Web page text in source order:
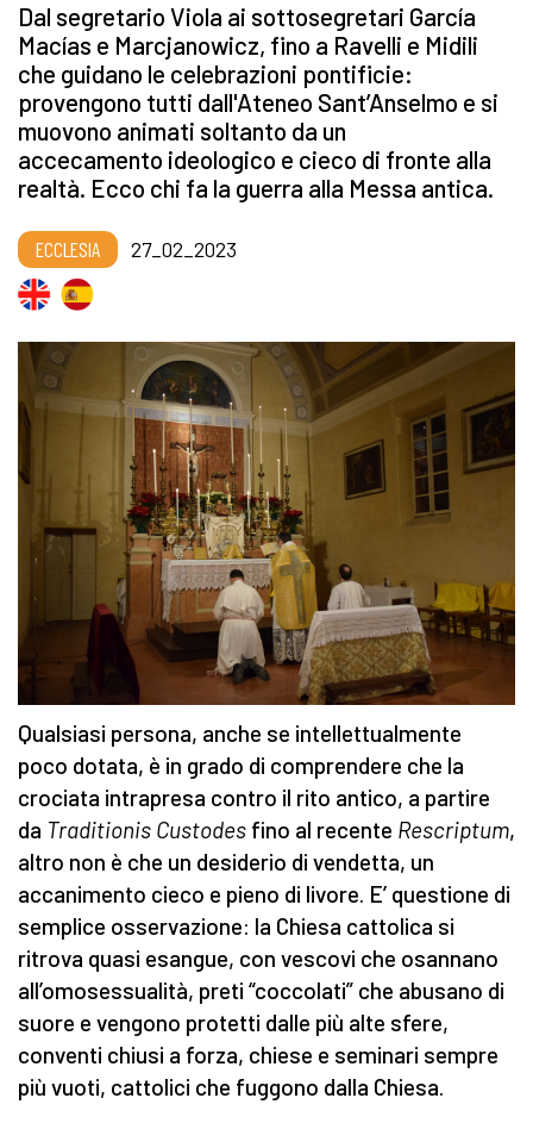
Dal segretario Viola ai sottosegretari García
Macías e Marcjanowicz, fino a Ravelli e Midili
che guidano le celebrazioni pontificie:
provengono tutti dall'Ateneo Sant’Anselmo e si
muovono animati soltanto da un
accecamento ideologico e cieco di fronte alla
realtà. Ecco chi fa la guerra alla Messa antica.
ECCLESIA 27_02_2023
Qualsiasi persona, anche se intellettualmente
poco dotata, è in grado di comprendere che la
crociata intrapresa contro il rito antico, a partire
da Traditionis Custodes fino al recente Rescriptum,
altro non è che un desiderio di vendetta, un
accanimento cieco e pieno di livore. E’ questione di
semplice osservazione: la Chiesa cattolica si
ritrova quasi esangue, con vescovi che osannano
all’omosessualità, preti “coccolati” che abusano di
suore e vengono protetti dalle più alte sfere,
conventi chiusi a forza, chiese e seminari sempre
più vuoti, cattolici che fuggono dalla Chiesa.